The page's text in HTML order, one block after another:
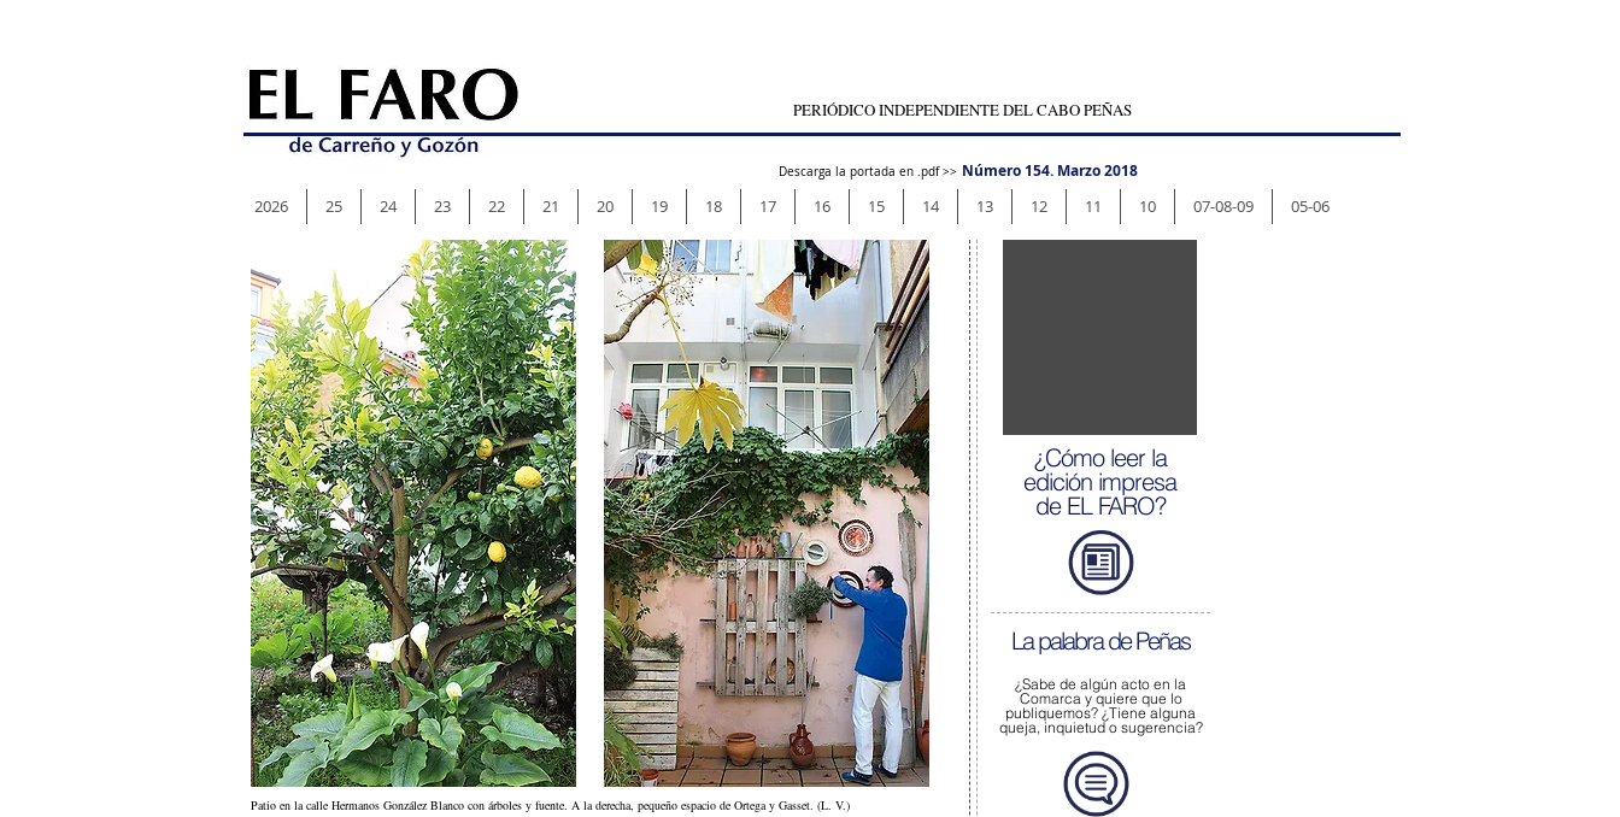
PERIÓDICO INDEPENDIENTE DEL CABO PEÑAS
Descarga la portada en .pdf >> Número 154. Marzo 2018
Patio en la calle Hermanos González Blanco con árboles y fuente. A la derecha, pequeño espacio de Ortega y Gasset. (L. V.)
¿Cómo leer la
edición impresa
de EL FARO?
La palabra de Peñas
¿Sabe de algún acto en la
Comarca y quiere que lo
publiquemos? ¿Tiene alguna
queja, inquietud o sugerencia?
2026 25 24 23 22 21 20 19 18 17 16 15 14 13 12 11 10 07-08-09 05-06